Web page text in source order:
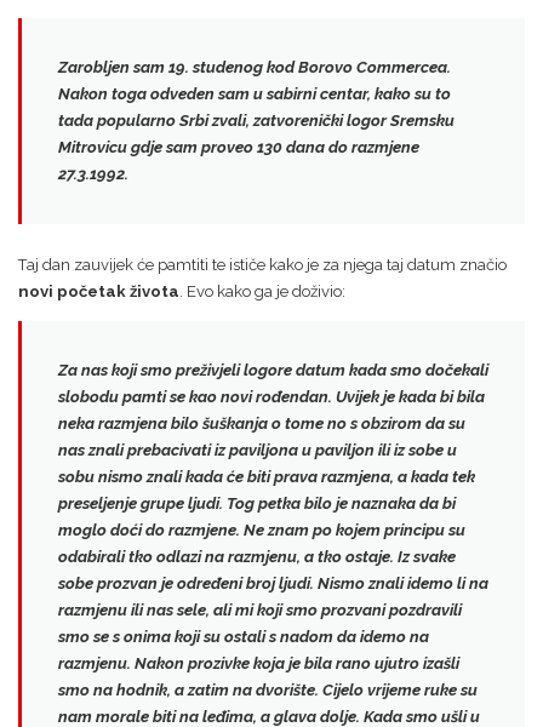
Zarobljen sam 19. studenog kod Borovo Commercea.
Nakon toga odveden sam u sabirni centar, kako su to
tada popularno Srbi zvali, zatvorenički logor Sremsku
Mitrovicu gdje sam proveo 130 dana do razmjene
27.3.1992.
Taj dan zauvijek će pamtiti te ističe kako je za njega taj datum značio
novi početak života . Evo kako ga je doživio:
Za nas koji smo preživjeli logore datum kada smo dočekali
slobodu pamti se kao novi rođendan. Uvijek je kada bi bila
neka razmjena bilo šuškanja o tome no s obzirom da su
nas znali prebacivati iz paviljona u paviljon ili iz sobe u
sobu nismo znali kada će biti prava razmjena, a kada tek
preseljenje grupe ljudi. Tog petka bilo je naznaka da bi
moglo doći do razmjene. Ne znam po kojem principu su
odabirali tko odlazi na razmjenu, a tko ostaje. Iz svake
sobe prozvan je određeni broj ljudi. Nismo znali idemo li na
razmjenu ili nas sele, ali mi koji smo prozvani pozdravili
smo se s onima koji su ostali s nadom da idemo na
razmjenu. Nakon prozivke koja je bila rano ujutro izašli
smo na hodnik, a zatim na dvorište. Cijelo vrijeme ruke su
nam morale biti na leđima, a glava dolje. Kada smo ušli u